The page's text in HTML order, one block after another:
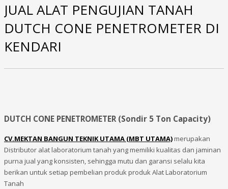
JUAL ALAT PENGUJIAN TANAH
DUTCH CONE PENETROMETER DI
KENDARI
DUTCH CONE PENETROMETER (Sondir 5 Ton Capacity)
CV.MEKTAN BANGUN TEKNIK UTAMA (MBT UTAMA)merupakan
Distributor alat laboratorium tanah yang memiliki kualitas dan jaminan
purna jual yang konsisten, sehingga mutu dan garansi selalu kita
berikan untuk setiap pembelian produk produk Alat Laboratorium
Tanah